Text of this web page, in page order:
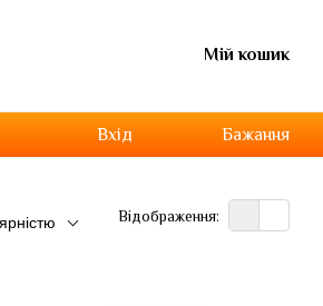
Мій кошик
Вхід Бажання
Відображення: